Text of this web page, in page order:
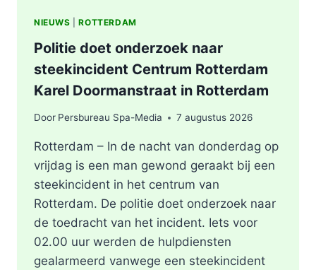
NIEUWS |ROTTERDAM
Politie doet onderzoek naar
steekincident Centrum Rotterdam
Karel Doormanstraat in Rotterdam
Door Persbureau Spa-Media 7 augustus 2026
Rotterdam – In de nacht van donderdag op
vrijdag is een man gewond geraakt bij een
steekincident in het centrum van
Rotterdam. De politie doet onderzoek naar
de toedracht van het incident. Iets voor
02.00 uur werden de hulpdiensten
gealarmeerd vanwege een steekincident